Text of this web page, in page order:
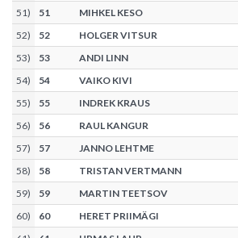
51) 51
MIHKEL KESO
52) 52
HOLGER VITSUR
53) 53
ANDI LINN
54) 54
VAIKO KIVI
55) 55
INDREK KRAUS
56) 56
RAUL KANGUR
57) 57
JANNO LEHTME
58) 58
TRISTAN VERTMANN
59) 59
MARTIN TEETSOV
60) 60
HERET PRIIMÄGI